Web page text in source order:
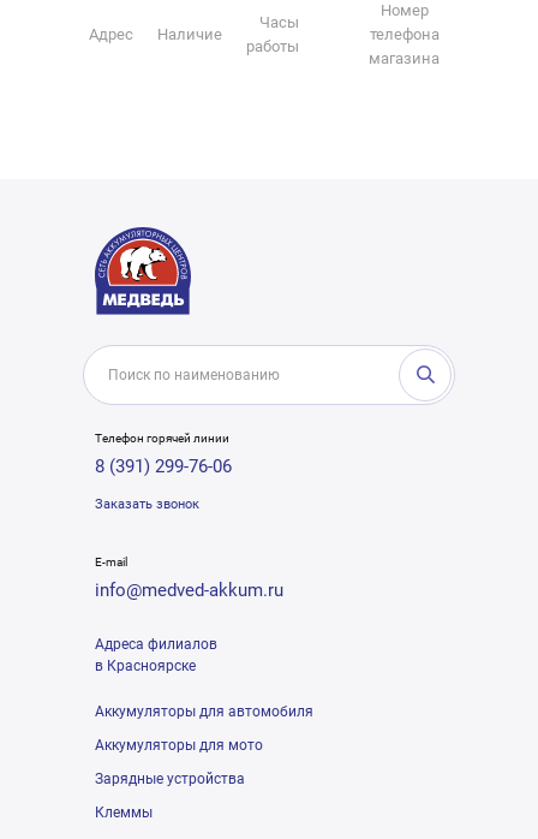
Адрес Наличие
Часы
работы
Номер
телефона
магазина
Телефон горячей линии
8 (391) 299-76-06
Заказать звонок
E-mail
info@medved-akkum.ru
Адреса филиалов
в Красноярске
Аккумуляторы для автомобиля
Аккумуляторы для мото
Зарядные устройства
Клеммы